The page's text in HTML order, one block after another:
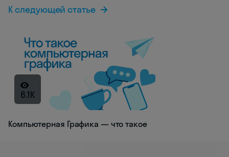
К следующей статье
6.1K
Компьютерная Графика — что такое